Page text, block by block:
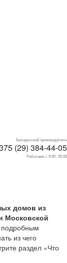
Белорусский производитель
(29) 384-44-05
Работаем с 9.00 -20.00
из
домов из
Московской
подробным
из чего
раздел «Что